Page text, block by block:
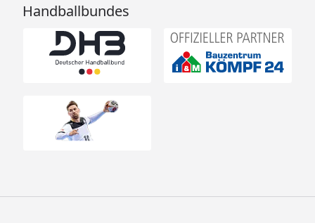
Handballbundes